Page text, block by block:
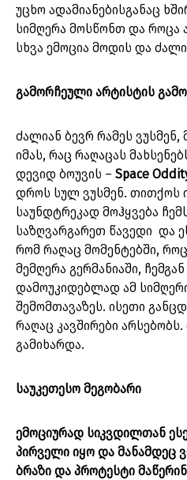
უცხო ადამიანებისგანაც
სიმღერა მოსწონთ და როცა
სხვა ემოცია მოდის და
გამორჩეული არტისტის
ძალიან ბევრ რამეს
იმას, რაც რაღაცას
დევიდ ბოუვის – Space
დროს სულ ვუსმენ. თითქოს
საუნდტრეკად მოჰყვება
საზღვარგარეთ წავედი და
რომ რაღაც მომენტებში,
მემღერა გერმანიაში,
დამოუკიდებლად ამ
შემომთავაზეს. ისეთი
რაღაც კავშირები
გამიხარდა.
საუკეთესო მეგობარი
ემოციურად სიკვდილთან
პირველი იყო და მანამდეც
ბრაზი და პროტესტი